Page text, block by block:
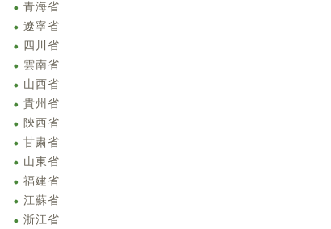
青海省
遼寧省
四川省
雲南省
山西省
貴州省
陝西省
甘粛省
山東省
福建省
江蘇省
浙江省